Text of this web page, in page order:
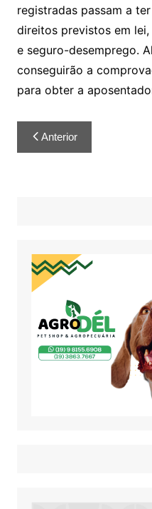
registradas passam a
direitos previstos em
e seguro-desemprego.
conseguirão a
para obter a
Anterior